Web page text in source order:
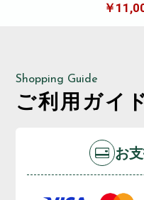
￥
Shopping Guide
ご利用ガイ
お